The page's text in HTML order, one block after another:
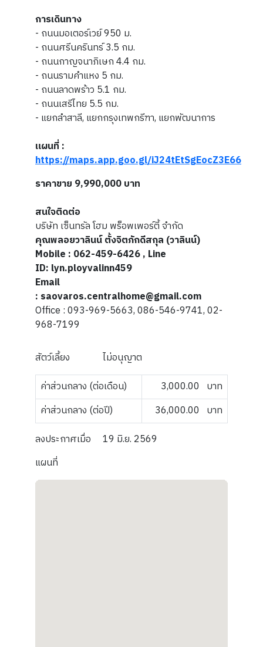
การเดินทาง
- ถนนมอเตอร์เวย์ 950 ม.
- ถนนศรีนครินทร์ 3.5 กม.
- ถนนกาญจนาภิเษก 4.4 กม.
- ถนนรามคำแหง 5 กม.
- ถนนลาดพร้าว 5.1 กม.
- ถนนเสรีไทย 5.5 กม.
- แยกลำสาลี, แยกกรุงเทพกรีฑา, แยกพัฒนาการ
แผนที่ :
https://maps.app.goo.gl/iJ24tEtSgEocZ3E66
ราคาขาย 9,990,000 บาท
สนใจติดต่อ
บริษัท เซ็นทรัล โฮม พร็อพเพอร์ตี้ จำกัด
คุณพลอยวาลินน์ ตั้งจิตภักดีสกุล (วาลินน์)
Mobile : 062-459-6426 , Line
ID: lyn.ployvalinn459
Email
: saovaros.centralhome@gmail.com
Office : 093-969-5663, 086-546-9741, 02-
968-7199
สัตว์เลี้ยง
ไม่อนุญาต
ค่าส่วนกลาง (ต่อเดือน)
3,000.00 บาท
ค่าส่วนกลาง (ต่อปี)
36,000.00 บาท
ลงประกาศเมื่อ
19 มิ.ย. 2569
แผนที่